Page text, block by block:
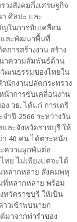
งสังคมกึ่งเศรษฐกิจ
ศิลปะ และ
ในการขับเคลื่อน
และพัฒนาพื้นที่
การสร้างงาน สร้าง
าความสัมพันธ์ด้าน
ฒนธรรมของไทยใน
นักงานปลัดกระทรวง
น้าการขับเคลื่อนงาน
วธ. ได้แก่ การเตรี
ำปี 2566 ระหว่างวัน
ละจังหวัดราชบุรี ให้
า 40 คน ได้ตระหนัก
ความผูกพันต่อ
ทย ไม่เพียงแต่จะได้
หลากหลาย สังคมพหุ
ที่หลากหลาย พร้อม
หวัดราชบุรี ให้เป็น
วเข้าพบนายก
มาจากท่ารำของ